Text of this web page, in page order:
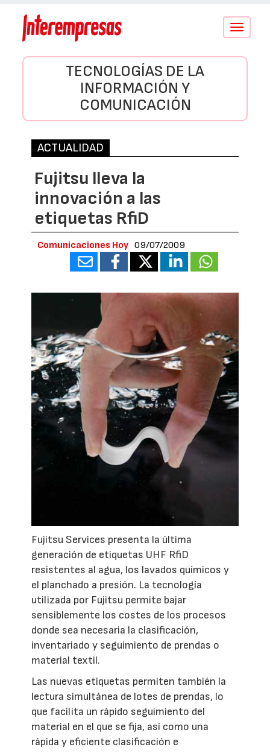
Conmutar
TECNOLOGÍAS DE LA
INFORMACIÓN Y
COMUNICACIÓN
ACTUALIDAD
Fujitsu lleva la
innovación a las
etiquetas RfiD
Comunicaciones Hoy 09/07/2009
Fujitsu Services presenta la última
generación de etiquetas UHF RfiD
resistentes al agua, los lavados químicos y
el planchado a presión. La tecnología
utilizada por Fujitsu permite bajar
sensiblemente los costes de los procesos
donde sea necesaria la clasificación,
inventariado y seguimiento de prendas o
material textil.
Las nuevas etiquetas permiten también la
lectura simultánea de lotes de prendas, lo
que facilita un rápido seguimiento del
material en el que se fija, así como una
rápida y eficiente clasificación e